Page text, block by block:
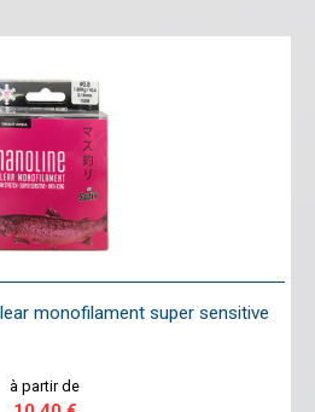
monofilament super sensitive
à partir de